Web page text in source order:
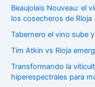
Beaujolais Nouveau: el
los cosecheros de Rioja
Tabernero el vino sube
Tim Atkin vs Rioja
Transformando la
hiperespectrales para